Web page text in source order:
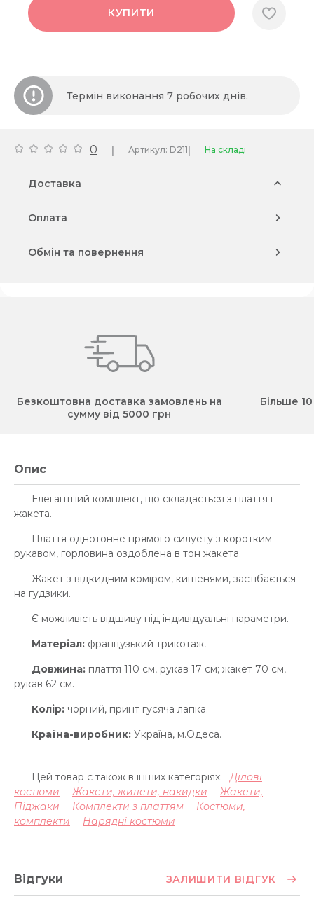
КУПИТИ
Термін виконання 7 робочих днів.
0 | Артикул: D211| На складі
Доставка
Оплата
Обмін та повернення
Безкоштовна доставка замовлень на
сумму від 5000 грн
Більше
Опис
Елегантний комплект, що складається з плаття і
жакета.
Плаття однотонне прямого силуету з коротким
рукавом, горловина оздоблена в тон жакета.
Жакет з відкидним коміром, кишенями, застібається
на гудзики.
Є можливість відшиву під індивідуальні параметри.
Матеріал: французький трикотаж.
Довжина: плаття 110 см, рукав 17 см; жакет 70 см,
рукав 62 см.
Колір: чорний, принт гусяча лапка.
Країна-виробник: Україна, м.Одеса.
Цей товар є також в інших категоріях:
Ділові
костюми
Жакети, жилети, накидки
Жакети,
Піджаки
Комплекти з платтям
Костюми,
комплекти
Нарядні костюми
Відгуки ЗАЛИШИТИ ВІДГУК